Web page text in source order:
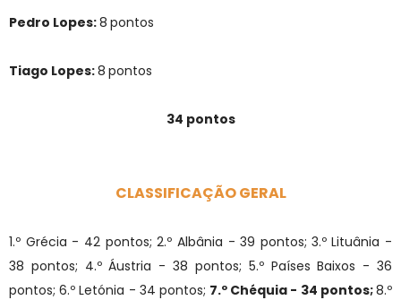
Pedro Lopes:8 pontos
Tiago Lopes:8 pontos
34 pontos
CLASSIFICAÇÃO GERAL
1.º Grécia - 42 pontos; 2.º Albânia - 39 pontos; 3.º Lituânia -
38 pontos; 4.º Áustria - 38 pontos; 5.º Países Baixos - 36
pontos; 6.º Letónia - 34 pontos; 7.º Chéquia - 34 pontos;8.º